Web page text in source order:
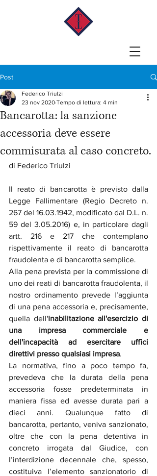
Post
Bancarotta: la sanzione
accessoria deve essere
commisurata al caso concreto.
Federico Triulzi
23 nov 2020 Tempo di lettura: 4 min
di Federico Triulzi
Il reato di bancarotta è previsto dalla
Legge Fallimentare (Regio Decreto n.
267 del 16.03.1942, modificato dal D.L. n.
59 del 3.05.2016) e, in particolare dagli
artt. 216 e 217 che contemplano
rispettivamente il reato di bancarotta
fraudolenta e di bancarotta semplice.
Alla pena prevista per la commissione di
uno dei reati di bancarotta fraudolenta, il
nostro ordinamento prevede l’aggiunta
di una pena accessoria e, precisamente,
quella dell'inabilitazione all'esercizio di
una impresa commerciale e
dell'incapacità ad esercitare uffici
direttivi presso qualsiasi impresa.
La normativa, fino a poco tempo fa,
prevedeva che la durata della pena
accessoria fosse predeterminata in
maniera fissa ed avesse durata pari a
dieci anni. Qualunque fatto di
bancarotta, pertanto, veniva sanzionato,
oltre che con la pena detentiva in
concreto irrogata dal Giudice, con
l’interdizione decennale che, spesso,
costituiva l’elemento sanzionatorio di